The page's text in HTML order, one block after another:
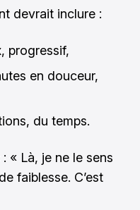
devrait inclure :
progressif,
en douceur,
du temps.
« Là, je ne le sens
faiblesse. C’est